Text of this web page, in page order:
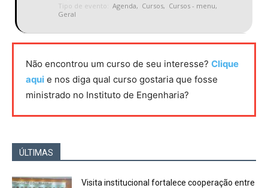
Tipo de evento:
Agenda, Cursos, Cursos - menu,
Geral
Não encontrou um curso de seu interesse? Clique
aqui e nos diga qual curso gostaria que fosse
ministrado no Instituto de Engenharia?
ÚLTIMAS
Visita institucional fortalece cooperação entre